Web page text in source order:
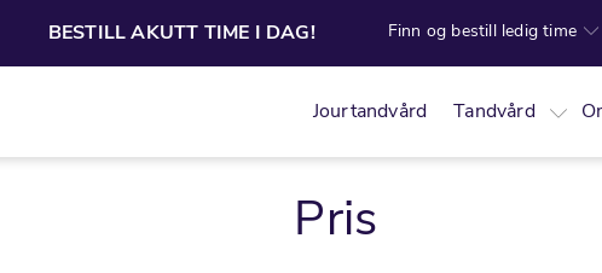
BESTILL AKUTT TIME I DAG! Finn og bestill ledig time
Jourtandvård Tandvård
Pris